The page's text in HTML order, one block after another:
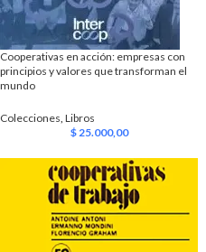
Cooperativas en acción: empresas con
principios y valores que transforman el
mundo
Colecciones, Libros
$25.000,00